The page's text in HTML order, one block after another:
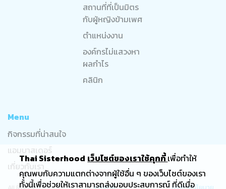
สถานที่ที่เป็นมิตร
กับผู้หญิงข้ามเพศ
ตำแหน่งงาน
องค์กรไม่แสวงหา
ผลกำไร
คลินิก
Menu
กิจกรรมที่น่าสนใจ
แอมบาสเดอร์
เกี่ยวกับเรา
All Rights ประกาศ ประกาศนโยบาย
Thai Sisterhood เว็บไซต์ของเราใช้คุกกี้เพื่อทำให้
คุณพบกับความแตกต่างจากผู้ใช้อื่น ๆ ของเว็บไซต์ของเรา
ทั้งนี้เพื่อช่วยให้เราสามารถส่งมอบประสบการณ์ ที่ดีเมื่อ